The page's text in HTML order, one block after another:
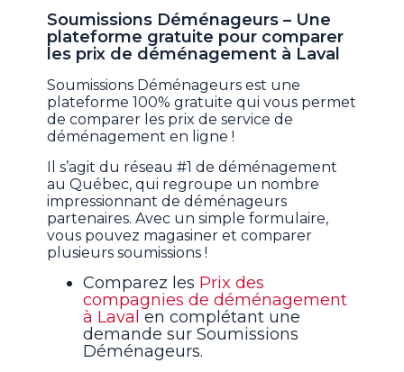
Soumissions Déménageurs – Une
plateforme gratuite pour comparer
les prix de déménagement à Laval
Soumissions Déménageurs est une
plateforme 100% gratuite qui vous permet
de comparer les prix de service de
déménagement en ligne !
Il s’agit du réseau #1 de déménagement
au Québec, qui regroupe un nombre
impressionnant de déménageurs
partenaires. Avec un simple formulaire,
vous pouvez magasiner et comparer
plusieurs soumissions !
Comparez les Prix des
compagnies de déménagement
à Laval en complétant une
demande sur Soumissions
Déménageurs.